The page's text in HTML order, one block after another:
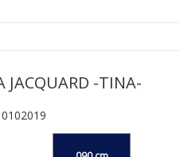
JACQUARD -TINA-